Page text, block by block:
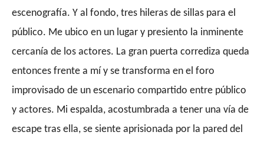
escenografía. Y al fondo, tres hileras de sillas para el
público. Me ubico en un lugar y presiento la inminente
cercanía de los actores. La gran puerta corrediza queda
entonces frente a mí y se transforma en el foro
improvisado de un escenario compartido entre público
y actores. Mi espalda, acostumbrada a tener una vía de
escape tras ella, se siente aprisionada por la pared del